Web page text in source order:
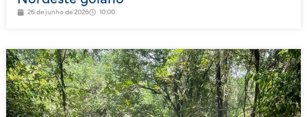
26 de junho de 2026 10:00